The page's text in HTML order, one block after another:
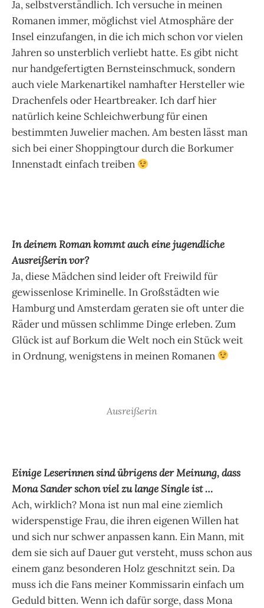
Ja, selbstverständlich. Ich versuche in meinen
Romanen immer, möglichst viel Atmosphäre der
Insel einzufangen, in die ich mich schon vor vielen
Jahren so unsterblich verliebt hatte. Es gibt nicht
nur handgefertigten Bernsteinschmuck, sondern
auch viele Markenartikel namhafter Hersteller wie
Drachenfels oder Heartbreaker. Ich darf hier
natürlich keine Schleichwerbung für einen
bestimmten Juwelier machen. Am besten lässt man
sich bei einer Shoppingtour durch die Borkumer
Innenstadt einfach treiben
In deinem Roman kommt auch eine jugendliche
Ausreißerin vor?
Ja, diese Mädchen sind leider oft Freiwild für
gewissenlose Kriminelle. In Großstädten wie
Hamburg und Amsterdam geraten sie oft unter die
Räder und müssen schlimme Dinge erleben. Zum
Glück ist auf Borkum die Welt noch ein Stück weit
in Ordnung, wenigstens in meinen Romanen
Ausreißerin
Einige Leserinnen sind übrigens der Meinung, dass
Mona Sander schon viel zu lange Single ist …
Ach, wirklich? Mona ist nun mal eine ziemlich
widerspenstige Frau, die ihren eigenen Willen hat
und sich nur schwer anpassen kann. Ein Mann, mit
dem sie sich auf Dauer gut versteht, muss schon aus
einem ganz besonderen Holz geschnitzt sein. Da
muss ich die Fans meiner Kommissarin einfach um
Geduld bitten. Wenn ich dafür sorge, dass Mona